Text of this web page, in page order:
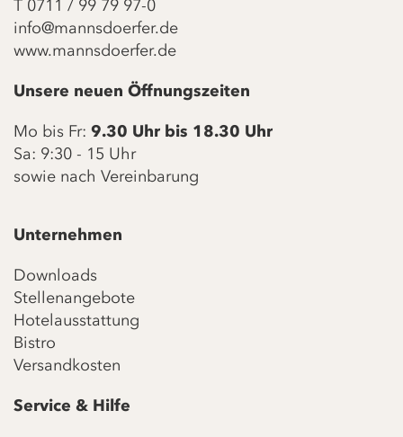
T 0711 / 99 79 97-0
info@mannsdoerfer.de
www.mannsdoerfer.de
Unsere neuen Öffnungszeiten
Mo bis Fr: 9.30 Uhr bis 18.30 Uhr
Sa: 9:30 - 15 Uhr
sowie nach Vereinbarung
Unternehmen
Downloads
Stellenangebote
Hotelausstattung
Bistro
Versandkosten
Service & Hilfe